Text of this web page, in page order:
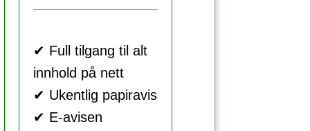
✔ Full tilgang til alt
innhold på nett
✔ Ukentlig papiravis
✔ E-avisen